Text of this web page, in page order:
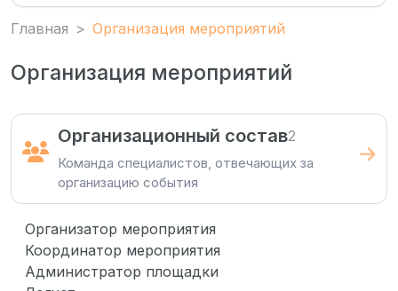
Главная Организация мероприятий
Организация мероприятий
Организационный состав2
Команда специалистов, отвечающих за
организацию события
Организатор мероприятия
Координатор мероприятия
Администратор площадки